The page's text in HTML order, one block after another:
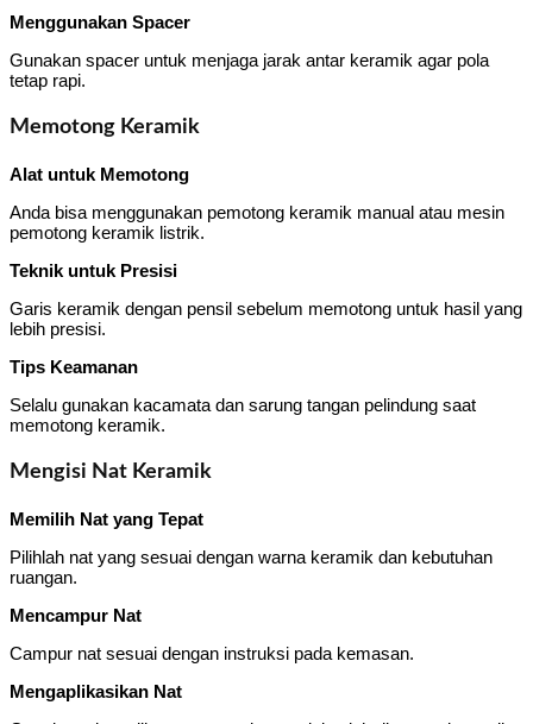
Menggunakan Spacer
Gunakan spacer untuk menjaga jarak antar keramik agar pola
tetap rapi.
Memotong Keramik
Alat untuk Memotong
Anda bisa menggunakan pemotong keramik manual atau mesin
pemotong keramik listrik.
Teknik untuk Presisi
Garis keramik dengan pensil sebelum memotong untuk hasil yang
lebih presisi.
Tips Keamanan
Selalu gunakan kacamata dan sarung tangan pelindung saat
memotong keramik.
Mengisi Nat Keramik
Memilih Nat yang Tepat
Pilihlah nat yang sesuai dengan warna keramik dan kebutuhan
ruangan.
Mencampur Nat
Campur nat sesuai dengan instruksi pada kemasan.
Mengaplikasikan Nat